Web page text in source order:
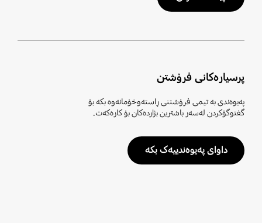
پرسیارەکانی فرۆشتن
پەیوەندی بە تیمی فرۆشتنی ڕاستەوخۆمانەوە بکە بۆ
گفتوگۆکردن لەسەر باشترین بژاردەکان بۆ کارەکەت.
داوای پەیوەندییەک بکە